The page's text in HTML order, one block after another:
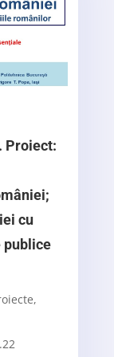
Proiect:
cu
publice
,